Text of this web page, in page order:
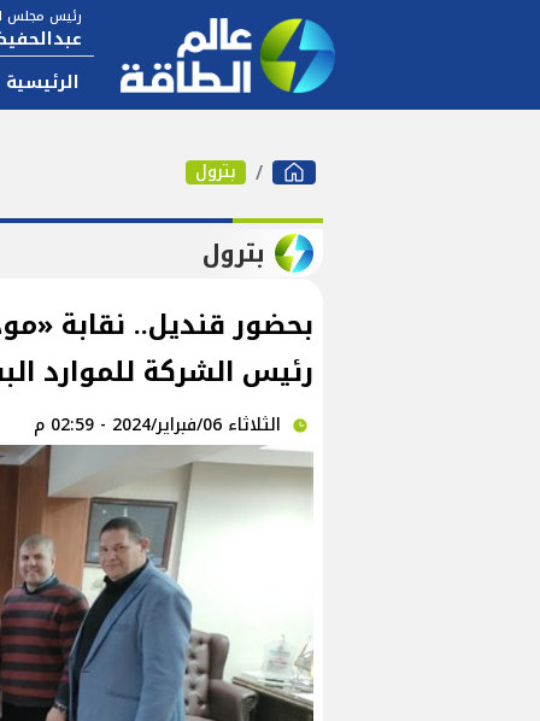
رئيس مجلس
الرئيسية
بترول
بترول
بحضور قنديل.. نقابة
رئيس الشركة للموارد
الثلاثاء 06/فبراير/2024 - 02:59 م